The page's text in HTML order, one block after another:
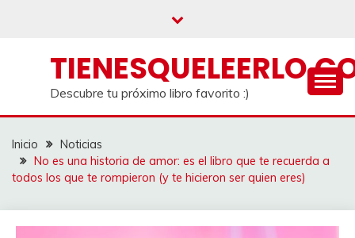
Descubre tu próximo libro favorito :)
Inicio
Noticias
No es una historia de amor: es el libro que te recuerda a
todos los que te rompieron (y te hicieron ser quien eres)